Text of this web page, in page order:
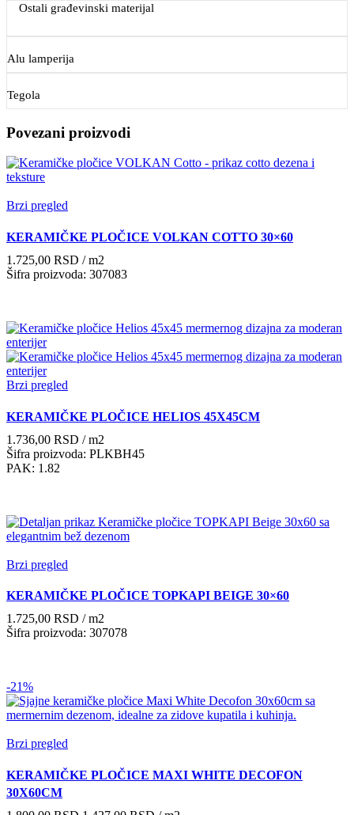
Ostali građevinski materijal
Alu lamperija
Tegola
Povezani proizvodi
Brzi pregled
KERAMIČKE PLOČICE VOLKAN COTTO 30×60
1.725,00 RSD / m2
Šifra proizvoda: 307083
Brzi pregled
KERAMIČKE PLOČICE HELIOS 45X45CM
1.736,00 RSD / m2
Šifra proizvoda: PLKBH45
PAK: 1.82
Brzi pregled
KERAMIČKE PLOČICE TOPKAPI BEIGE 30×60
1.725,00 RSD / m2
Šifra proizvoda: 307078
-21%
Brzi pregled
KERAMIČKE PLOČICE MAXI WHITE DECOFON
30X60CM